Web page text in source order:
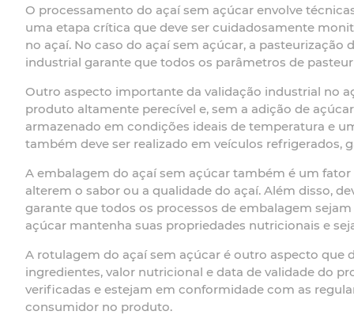
O processamento do açaí sem açúcar envolve
uma etapa crítica que deve ser cuidadosamente
no açaí. No caso do açaí sem açúcar, a
industrial garante que todos os parâmetros de
Outro aspecto importante da validação industrial no
produto altamente perecível e, sem a adição de
armazenado em condições ideais de temperatura e
também deve ser realizado em veículos
A embalagem do açaí sem açúcar também é um
alterem o sabor ou a qualidade do açaí. Além disso,
garante que todos os processos de embalagem
açúcar mantenha suas propriedades nutricionais e
A rotulagem do açaí sem açúcar é outro aspecto que
ingredientes, valor nutricional e data de validade do
verificadas e estejam em conformidade com as
consumidor no produto.